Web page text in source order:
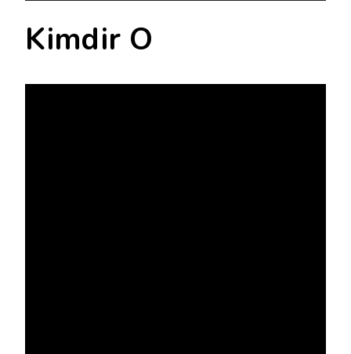
Kimdir O